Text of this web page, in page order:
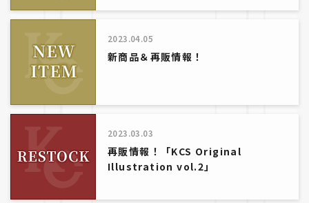
2023.04.05
新商品＆再販情報！
2023.03.03
再販情報！「KCS Original
Illustration vol.2」